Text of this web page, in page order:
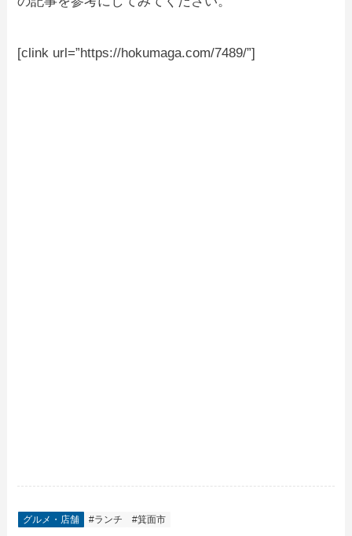
[clink url=”https://hokumaga.com/7489/”]
グルメ・店舗 #ランチ #箕面市